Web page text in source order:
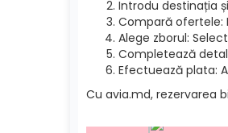
Introdu destinația
Compară ofertele:
Alege zborul:
Completează
Efectuează plata:
Cu avia.md, rezervarea